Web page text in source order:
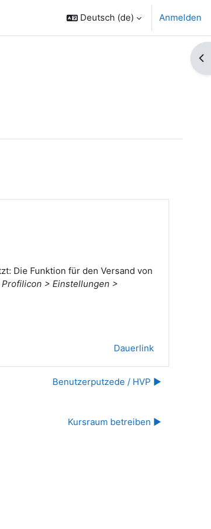
Deutsch ‎(de)‎ Anmelden
Die Funktion für den Versand von
Profilicon > Einstellungen >
Dauerlink
Benutzerputzede / HVP ▶︎
Kursraum betreiben ▶︎